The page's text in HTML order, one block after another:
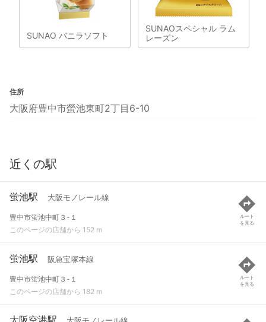
SUNAO バニラソフト
SUNAOスペシャル ラム
レーズン
住所
大阪府豊中市螢池東町2丁目6-10
近くの駅
蛍池駅 大阪モノレール線
豊中市蛍池中町３-１
このページの店舗から 152 m
ルート
を見る
蛍池駅 阪急宝塚本線
豊中市蛍池中町３-１
このページの店舗から 182 m
ルート
を見る
大阪空港駅